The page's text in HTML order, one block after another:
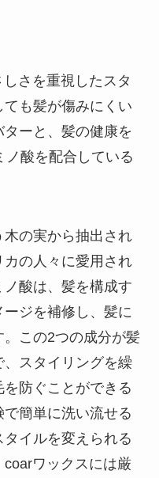
さを重視したスタ
も髪が傷みにくい
ーと、髪の健康を
酸を配合している
の実から抽出され
の人々に愛用され
酸は、髪を構成す
ジを補修し、髪に
この2つの成分が髪
スタイリングを繰
防ぐことができる
簡単に洗い流せる
イルを変えられる
ワックスには厳